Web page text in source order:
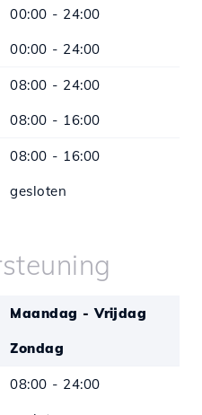
00:00 - 24:00
00:00 - 24:00
08:00 - 24:00
08:00 - 16:00
08:00 - 16:00
gesloten
Maandag - Vrijdag
Zondag
08:00 - 24:00